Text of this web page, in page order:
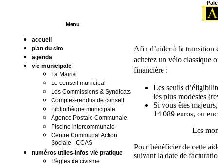
Menu
accueil
plan du site
agenda
vie municipale
La Mairie
Le conseil municipal
Les Commissions & Syndicats
Comptes-rendus de conseil
Bibliothèque municipale
Agence Postale Communale
Piscine intercommunale
Centre Communal Action
Sociale - CCAS
numéros utiles-infos vie pratique
Règles de civisme
Afin d’aider à la transition
achetez un vélo classique
financière :
Les seuils
les plus modestes
Si vous êtes
14 089 euros, ou
Les
Pour bénéficier de cette
suivant la date de